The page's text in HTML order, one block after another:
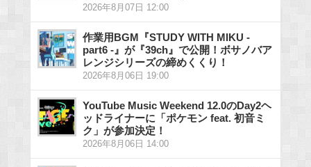
2026年8月07日 12:00
作業用BGM『STUDY WITH MIKU -
part6 -』が『39ch』で公開！ボサノバア
レンジシリーズの締めくくり！
2026年8月06日 19:00
YouTube Music Weekend 12.0のDay2ヘ
ッドライナーに「ポケモン feat. 初音ミ
ク」が参加決定！
2026年8月06日 14:00